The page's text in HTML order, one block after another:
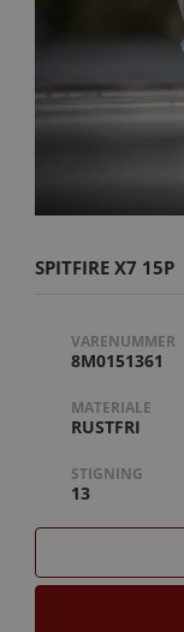
SPITFIRE X7 15P
VARENUMMER
8M0151361
MATERIALE
RUSTFRI
STIGNING
13